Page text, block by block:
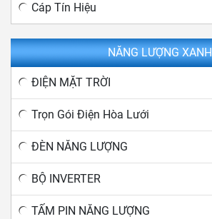
Cáp Tín Hiệu
NĂNG LƯỢNG XANH
ĐIỆN MẶT TRỜI
Trọn Gói Điện Hòa Lưới
ĐÈN NĂNG LƯỢNG
BỘ INVERTER
TẤM PIN NĂNG LƯỢNG